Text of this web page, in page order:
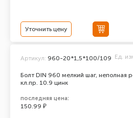
Уточнить цену
Болт DIN 960 мелкий шаг, неполная
кл.пр. 10.9 цинк
Артикул: 960-20*1,5*100/109 Ед.
последняя цена:
150.99 ₽